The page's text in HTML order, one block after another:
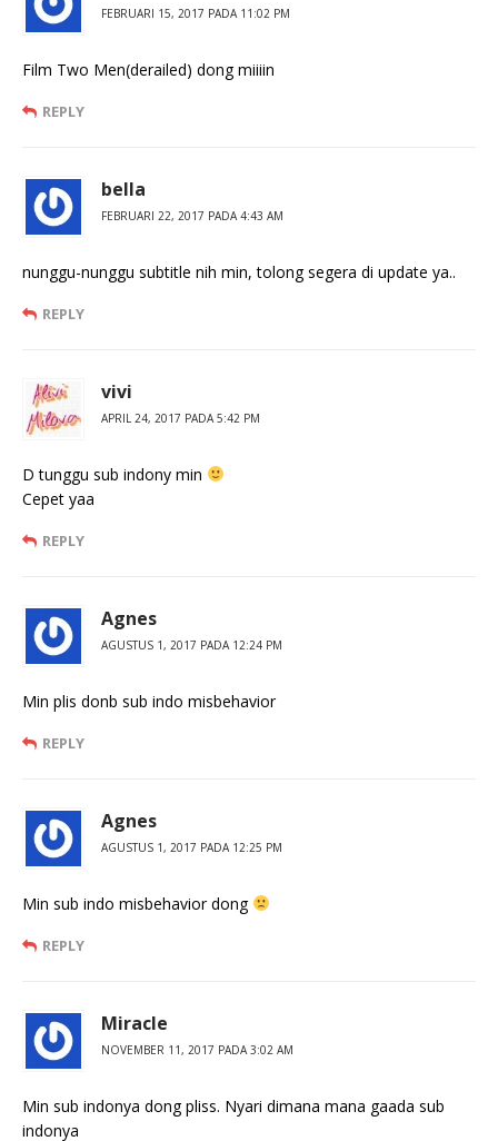
FEBRUARI 15, 2017 PADA 11:02 PM
Film Two Men(derailed) dong miiiin
REPLY
bella
FEBRUARI 22, 2017 PADA 4:43 AM
nunggu-nunggu subtitle nih min, tolong segera di update ya..
REPLY
vivi
APRIL 24, 2017 PADA 5:42 PM
D tunggu sub indony min
Cepet yaa
REPLY
Agnes
AGUSTUS 1, 2017 PADA 12:24 PM
Min plis donb sub indo misbehavior
REPLY
Agnes
AGUSTUS 1, 2017 PADA 12:25 PM
Min sub indo misbehavior dong
REPLY
Miracle
NOVEMBER 11, 2017 PADA 3:02 AM
Min sub indonya dong pliss. Nyari dimana mana gaada sub
indonya